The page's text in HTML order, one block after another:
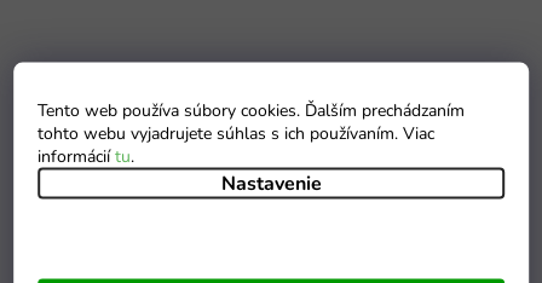
Tento web používa súbory cookies. Ďalším prechádzaním
tohto webu vyjadrujete súhlas s ich používaním. Viac
informáciítu.
Nastavenie